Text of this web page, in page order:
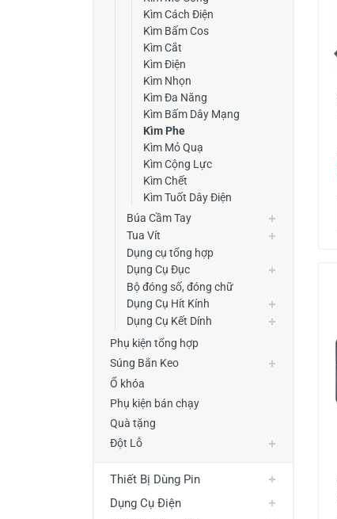
Kìm Cách Điện
Kìm Bấm Cos
Kìm Cắt
Kìm Điện
Kìm Nhọn
Kìm Đa Năng
Kìm Bấm Dây Mạng
Kìm Phe
Kìm Mỏ Quạ
Kìm Cộng Lực
Kìm Chết
Kìm Tuốt Dây Điện
Búa Cầm Tay
Tua Vít
Dụng cụ tổng hợp
Dụng Cụ Đục
Bộ đóng số, đóng chữ
Dụng Cụ Hít Kính
Dụng Cụ Kết Dính
Phụ kiện tổng hợp
Súng Bắn Keo
Ổ khóa
Phụ kiện bán chạy
Quà tặng
Đột Lỗ
Thiết Bị Dùng Pin
Dụng Cụ Điện